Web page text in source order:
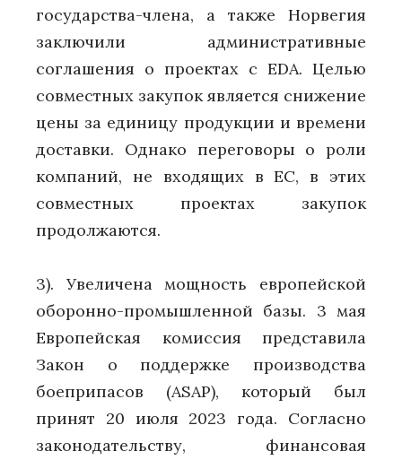
государства-члена, а также Норвегия
заключили административные
соглашения о проектах с EDA. Целью
совместных закупок является снижение
цены за единицу продукции и времени
доставки. Однако переговоры о роли
компаний, не входящих в ЕС, в этих
совместных проектах закупок
продолжаются.
3). Увеличена мощность европейской
оборонно-промышленной базы. 3 мая
Европейская комиссия представила
Закон о поддержке производства
боеприпасов (ASAP), который был
принят 20 июля 2023 года. Согласно
законодательству, финансовая